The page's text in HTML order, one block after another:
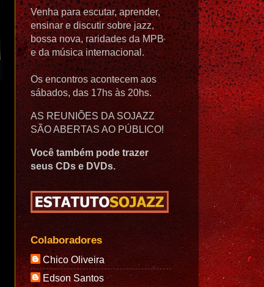
Venha para escutar, aprender,
ensinar e discutir sobre jazz,
bossa nova, raridades da MPB
e da música internacional.
Os encontros acontecem aos
sábados, das 17hs às 20hs.
AS REUNIÕES DA SOJAZZ
SÃO ABERTAS AO PÚBLICO!
Você também pode trazer
seus CDs e DVDs.
Colaboradores
Chico Oliveira
Edson Santos